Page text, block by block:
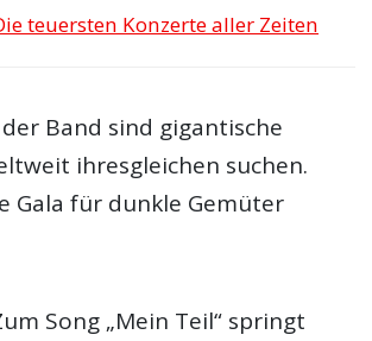
teuersten Konzerte aller Zeiten
Band sind gigantische
ihresgleichen suchen.
Gala für dunkle Gemüter
Song „Mein Teil“ springt